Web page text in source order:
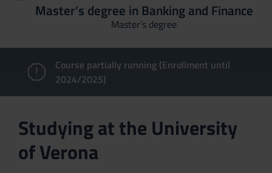
Master’s degree in Banking and Finance
Master’s degree
Course partially running (Enrollment until
2024/2025)
Studying at the University
of Verona